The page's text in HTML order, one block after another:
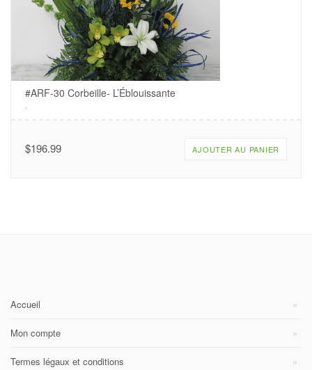
#ARF-30 Corbeille- L’Éblouissante
$196.99 AJOUTER AU PANIER
Accueil
Mon compte
Termes légaux et conditions